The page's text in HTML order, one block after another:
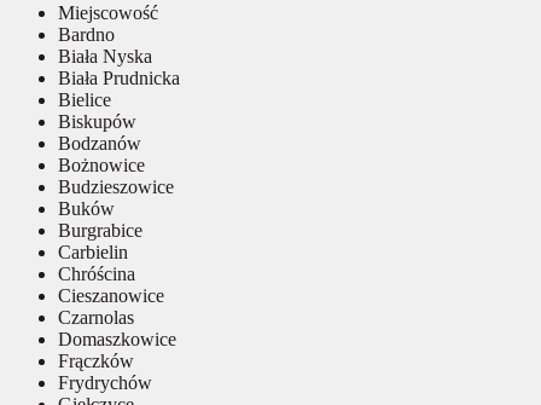
Miejscowość
Bardno
Biała Nyska
Biała Prudnicka
Bielice
Biskupów
Bodzanów
Bożnowice
Budzieszowice
Buków
Burgrabice
Carbielin
Chróścina
Cieszanowice
Czarnolas
Domaszkowice
Frączków
Frydrychów